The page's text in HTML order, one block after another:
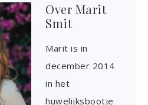
Over Marit
Smit
Marit is in
december 2014
in het
huwelijksbootje